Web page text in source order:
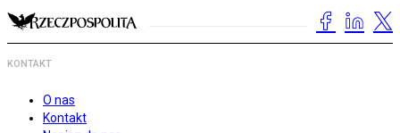
KONTAKT
O nas
Kontakt